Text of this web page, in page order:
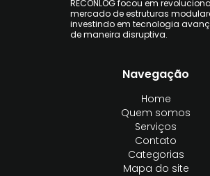
RECONLOG focou em
mercado de estruturas
investindo em tecnologia
de maneira disruptiva.
Navegação
Home
Quem somos
Serviços
Contato
Categorias
Mapa do site